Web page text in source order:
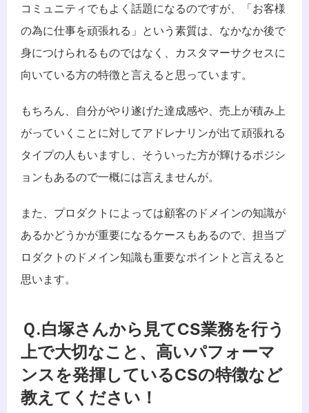
コミュニティでもよく話題になるのですが、「お客様
の為に仕事を頑張れる」という素質は、なかなか後で
身につけられるものではなく、カスタマーサクセスに
向いている方の特徴と言えると思っています。
もちろん、自分がやり遂げた達成感や、売上が積み上
がっていくことに対してアドレナリンが出て頑張れる
タイプの人もいますし、そういった方が輝けるポジシ
ョンもあるので一概には言えませんが。
また、プロダクトによっては顧客のドメインの知識が
あるかどうかが重要になるケースもあるので、担当プ
ロダクトのドメイン知識も重要なポイントと言えると
思います。
Ｑ.白塚さんから見てCS業務を行う
上で大切なこと、高いパフォーマ
ンスを発揮しているCSの特徴など
教えてください！